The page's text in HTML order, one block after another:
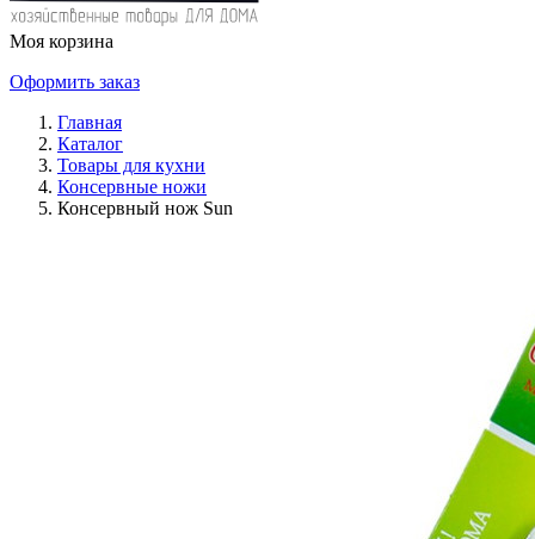
Моя корзина
Оформить заказ
Главная
Каталог
Товары для кухни
Консервные ножи
Консервный нож Sun